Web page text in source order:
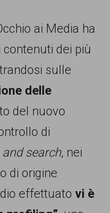
ai Media ha
dei più
sulle
delle
del nuovo
di
search, nei
di origine
effettuato vi è